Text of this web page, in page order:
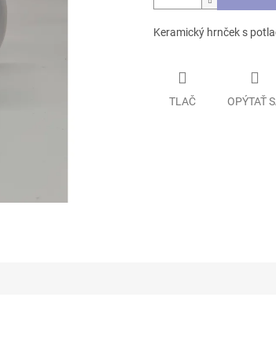
Keramický hrnček s
TLAČ OPÝTAŤ